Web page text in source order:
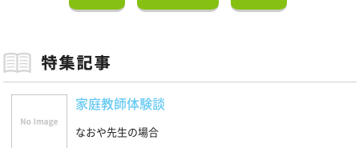
家庭教師体験談
なおや先生の場合